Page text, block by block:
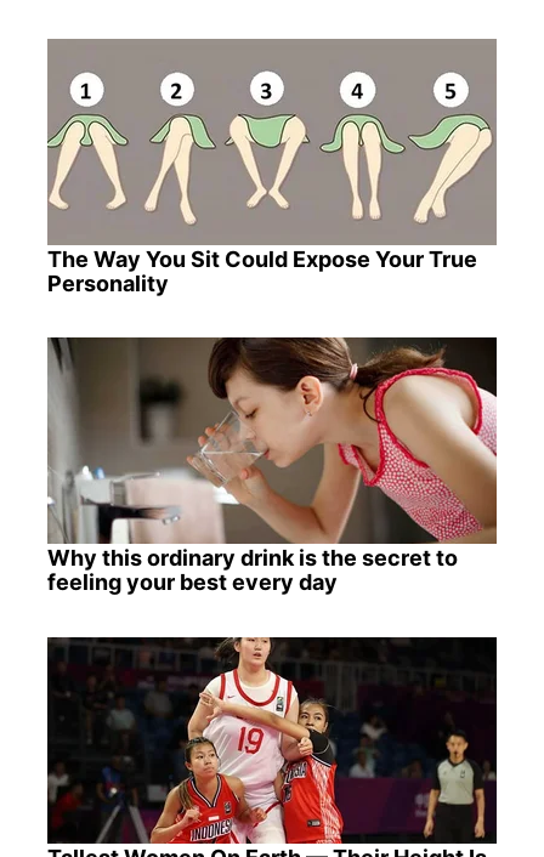
The Way You Sit Could Expose Your True
Personality
Why this ordinary drink is the secret to
feeling your best every day